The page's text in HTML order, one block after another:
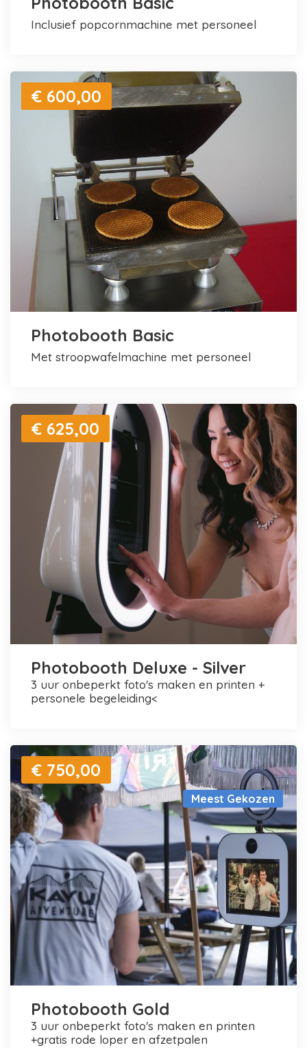
inclusief popcornmachine met personeel
€ 600,00
Photobooth Basic
met stroopwafelmachine met personeel
€ 625,00
Photobooth Deluxe - Silver
3 uur onbeperkt foto's maken en printen +
personele begeleiding<
Meest Gekozen
€ 750,00
Photobooth Gold
3 uur onbeperkt foto's maken en printen
+gratis rode loper en afzetpalen